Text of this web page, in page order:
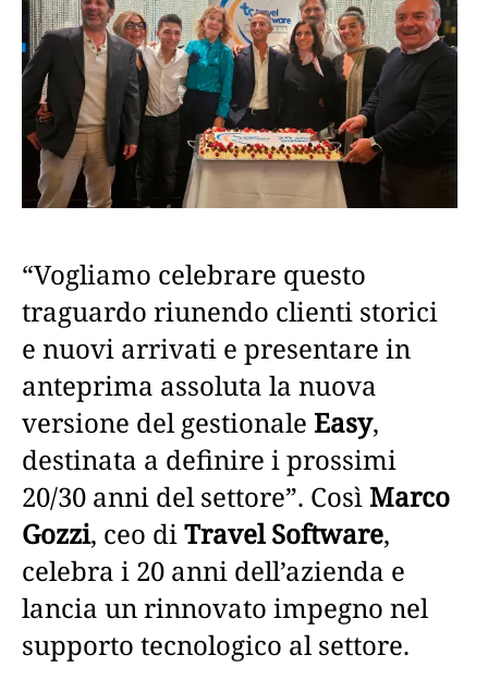
“Vogliamo celebrare questo
traguardo riunendo clienti storici
e nuovi arrivati e presentare in
anteprima assoluta la nuova
versione del gestionale Easy,
destinata a definire i prossimi
20/30 anni del settore”. CosìMarco
Gozzi, ceo diTravel Software,
celebra i 20 anni dell’azienda e
lancia un rinnovato impegno nel
supporto tecnologico al settore.